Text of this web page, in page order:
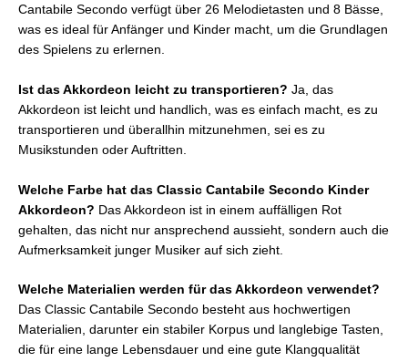
Cantabile Secondo verfügt über 26 Melodietasten und 8 Bässe,
was es ideal für Anfänger und Kinder macht, um die Grundlagen
des Spielens zu erlernen.
Ist das Akkordeon leicht zu transportieren? Ja, das
Akkordeon ist leicht und handlich, was es einfach macht, es zu
transportieren und überallhin mitzunehmen, sei es zu
Musikstunden oder Auftritten.
Welche Farbe hat das Classic Cantabile Secondo Kinder
Akkordeon? Das Akkordeon ist in einem auffälligen Rot
gehalten, das nicht nur ansprechend aussieht, sondern auch die
Aufmerksamkeit junger Musiker auf sich zieht.
Welche Materialien werden für das Akkordeon verwendet?
Das Classic Cantabile Secondo besteht aus hochwertigen
Materialien, darunter ein stabiler Korpus und langlebige Tasten,
die für eine lange Lebensdauer und eine gute Klangqualität